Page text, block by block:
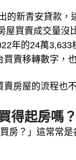
的新青安貸款
屋買賣成交量
年的24萬
賣移轉數字，
房屋的流程也
得起房嗎
房？」這常常